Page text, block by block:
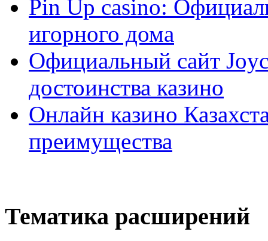
Pin Up casino:
игорного дома
Официальный сайт
достоинства казино
Онлайн казино
преимущества
Тематика расширений